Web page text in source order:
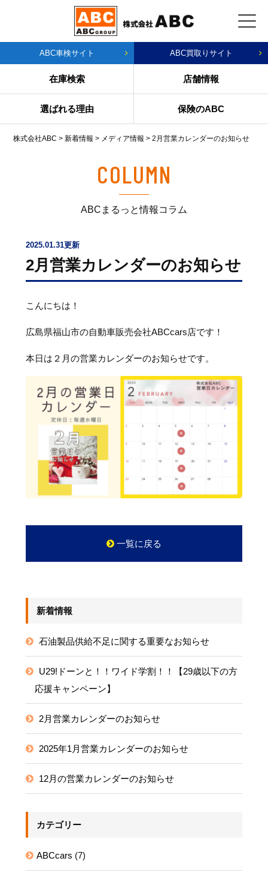
ABC車検サイト ABC買取りサイト
在庫検索 店舗情報
選ばれる理由 保険のABC
株式会社ABC >新着情報 > メディア情報 >2月営業カレンダーのお知らせ
COLUMN
ABCまるっと情報コラム
2025.01.31更新
2月営業カレンダーのお知らせ
こんにちは！
広島県福山市の自動車販売会社ABCcars店です！
本日は２月の営業カレンダーのお知らせです。
一覧に戻る
新着情報
石油製品供給不足に関する重要なお知らせ
U29!ドーンと！！ワイド学割！！【29歳以下の方
応援キャンペーン】
2月営業カレンダーのお知らせ
2025年1月営業カレンダーのお知らせ
12月の営業カレンダーのお知らせ
カテゴリー
ABCcars (7)